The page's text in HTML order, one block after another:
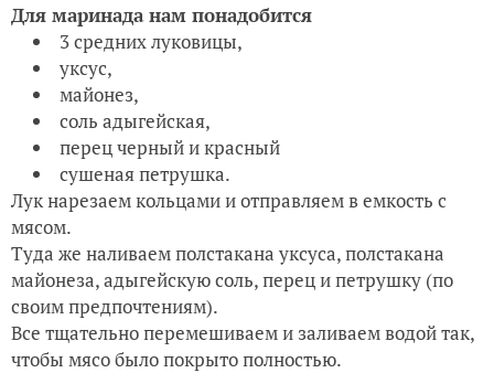
Для маринада нам понадобится
3 средних луковицы,
уксус,
майонез,
соль адыгейская,
перец черный и красный
сушеная петрушка.
Лук нарезаем кольцами и отправляем в емкость с
мясом.
Туда же наливаем полстакана уксуса, полстакана
майонеза, адыгейскую соль, перец и петрушку (по
своим предпочтениям).
Все тщательно перемешиваем и заливаем водой так,
чтобы мясо было покрыто полностью.